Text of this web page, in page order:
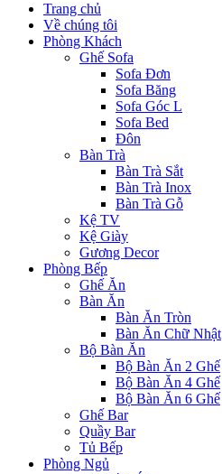
Trang chủ
Về chúng tôi
Phòng Khách
Ghế Sofa
Sofa Đơn
Sofa Băng
Sofa Góc L
Sofa Bed
Đôn
Bàn Trà
Bàn Trà Sắt
Bàn Trà Inox
Bàn Trà Gỗ
Kệ TV
Kệ Giày
Gương Decor
Phòng Bếp
Ghế Ăn
Bàn Ăn
Bàn Ăn Tròn
Bàn Ăn Chữ Nhật
Bộ Bàn Ăn
Bộ Bàn Ăn 2 Ghế
Bộ Bàn Ăn 4 Ghế
Bộ Bàn Ăn 6 Ghế
Ghế Bar
Quầy Bar
Tủ Bếp
Phòng Ngủ